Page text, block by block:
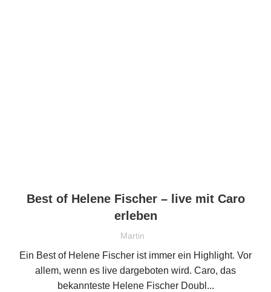
Best of Helene Fischer – live mit Caro
erleben
Martin
Ein Best of Helene Fischer ist immer ein Highlight. Vor
allem, wenn es live dargeboten wird. Caro, das
bekannteste Helene Fischer Doubl...